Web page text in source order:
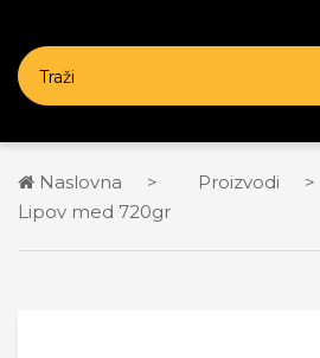
Naslovna Proizvodi
Lipov med 720gr